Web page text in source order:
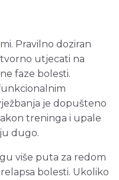
Pravilno doziran
utjecati na
faze bolesti.
je dopušteno
treninga i upale
dugo.
više puta za redom
bolesti. Ukoliko